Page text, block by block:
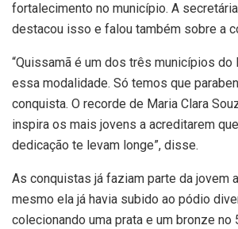
fortalecimento no município. A
destacou isso e falou também sobre a
“Quissamã é um dos três municípios do
essa modalidade. Só temos que
conquista. O recorde de Maria Clara
inspira os mais jovens a acreditarem
dedicação te levam longe”, disse.
As conquistas já faziam parte da jovem
mesmo ela já havia subido ao pódio
colecionando uma prata e um bronze no